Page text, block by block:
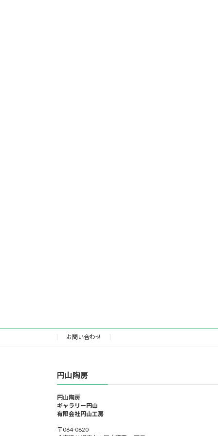
お問い合わせ
円山陶房
円山陶房
ギャラリー円山
有限会社円山工房
〒064-0820